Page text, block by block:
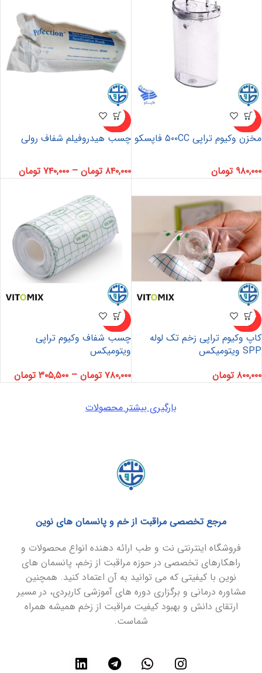
ناموجو
د
مخزن وکیوم تراپی ۵۰۰CC فاپسکو
۹۸۰,۰۰۰ تومان
ناموجو
د
چسب هیدروفیلم شفاف رولی
۸۴۰,۰۰۰ تومان – ۷۴۰,۰۰۰ تومان
ناموجو
د
کاپ وکیوم تراپی زخم تک لوله
SPP ویتومیکس
۸۰۰,۰۰۰ تومان
ناموجو
د
چسب شفاف وکیوم تراپی
ویتومیکس
۷۸۰,۰۰۰ تومان – ۳۰۵,۵۰۰ تومان
بارگیری بیشتر محصولات
مرجع تخصصی مراقبت از خم و پانسمان های نوین
فروشگاه اینترنتی نت و طب ارائه دهنده انواع محصولات و
راهکارهای تخصصی در حوزه مراقبت از زخم، پانسمان های
نوین با کیفیتی که می توانید به آن اعتماد کنید. همچنین
مشاوره درمانی و برگزاری دوره های آموزشی کاربردی، در مسیر
ارتقای دانش و بهبود کیفیت مراقبت از زخم همیشه همراه
شماست.